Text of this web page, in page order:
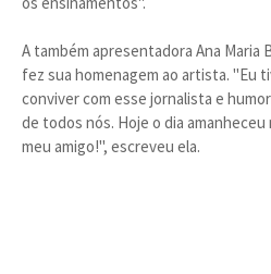
A também apresentadora Ana Maria
fez sua homenagem ao artista. "Eu
conviver com esse jornalista e
de todos nós. Hoje o dia amanheceu
meu amigo!", escreveu ela.